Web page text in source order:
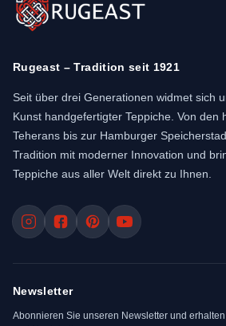
Rugeast – Tradition seit 1921
Seit über drei Generationen widmet sich
Kunst handgefertigter Teppiche. Von den
Teherans bis zur Hamburger
Tradition mit moderner Innovation und
Teppiche aus aller Welt direkt zu Ihnen.
Newsletter
Abonnieren Sie unseren Newsletter und